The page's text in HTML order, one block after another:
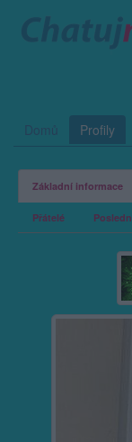
Domů Profily
Základní informace
Přátelé